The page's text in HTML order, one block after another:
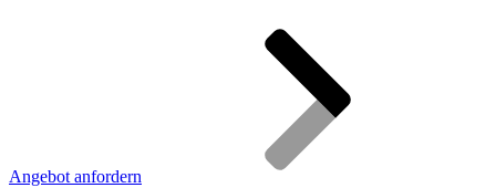
Angebot anfordern